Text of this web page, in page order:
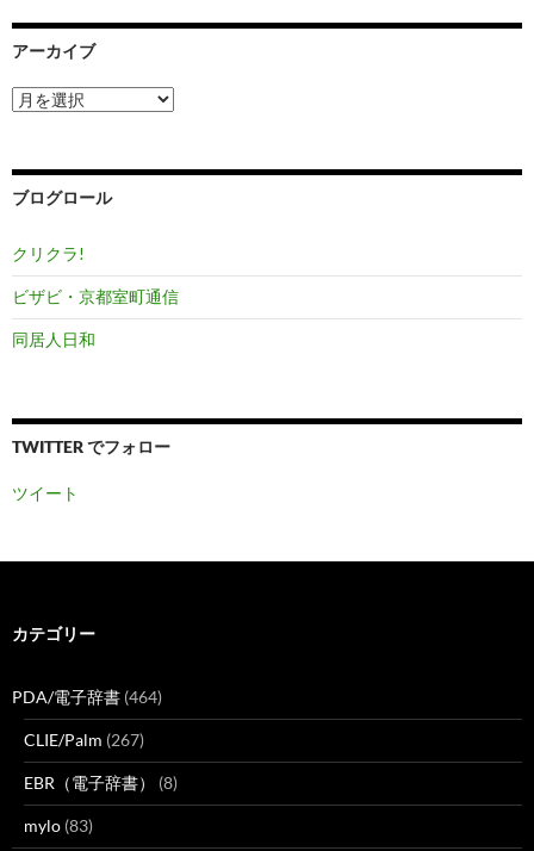
アーカイブ
ア
ー
ブ
ブログロール
クリクラ!
ビザビ・京都室町通信
同居人日和
TWITTER でフォロー
ツイート
カテゴリー
PDA/電子辞書 (464)
CLIE/Palm (267)
EBR（電子辞書） (8)
mylo (83)